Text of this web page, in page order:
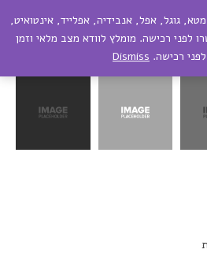
תפריט
גוגל, אפל, אנבידיה, אפלייד, אינטואיט,
לפני רכישה. מומלץ לוודא מצב מלאי וזמן
רכישה. Dismiss